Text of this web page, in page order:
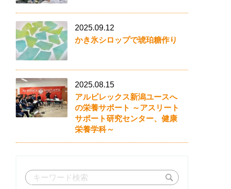
2025.09.12
かき氷シロップで琥珀糖作り
2025.08.15
アルビレックス新潟ユースへ
の栄養サポート ～アスリート
サポート研究センター、健康
栄養学科～